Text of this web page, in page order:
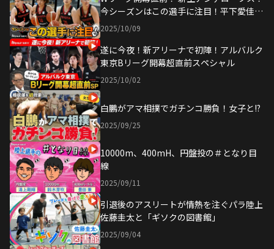
今シーズンはこの選手に注目！平下愛佳、
横山智那美 生出演
2025/10/09
遂に今夜！新アリーナで初陣！アルバルク
東京Bリーグ開幕超直前スペシャル
2025/10/02
白鵬がアマ相撲でガチンコ勝負！女子と!?
2025/09/25
10000m、400mH、円盤投の＃となり目
線
2025/09/11
引退後のアスリートが情熱を注ぐパラ陸上
佐藤圭太と「ギソクの図書館」
2025/09/04